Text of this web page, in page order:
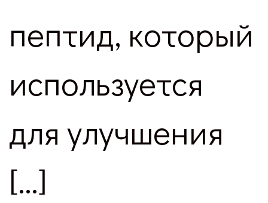
пептид, который
используется
для улучшения
[…]